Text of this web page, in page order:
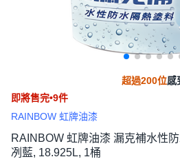
超過200位感
即將售完•9件
RAINBOW 虹牌油漆
RAINBOW 虹牌油漆 漏克補水性
冽藍, 18.925L, 1桶